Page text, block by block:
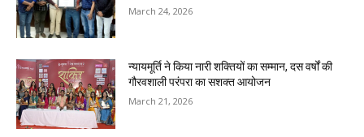
March 24, 2026
न्यायमूर्ति ने किया नारी शक्तियों का सम्मान, दस वर्षों की
गौरवशाली परंपरा का सशक्त आयोजन
March 21, 2026